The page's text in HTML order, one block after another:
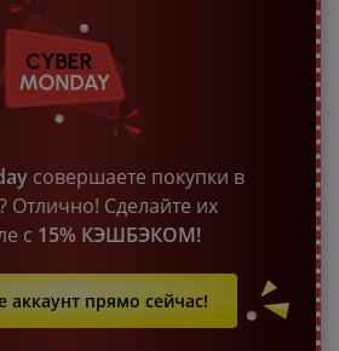
совершаете покупки в
? Отлично! Сделайте их
с 15% КЭШБЭКОМ!
аккаунт прямо сейчас!